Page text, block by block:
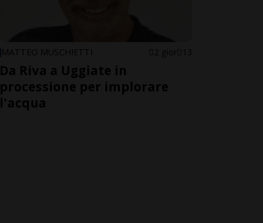
MATTEO MUSCHIETTI 2 gior 13
Da Riva a Uggiate in
processione per implorare
l'acqua